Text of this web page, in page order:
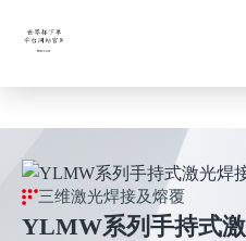
入口
三维激光焊接及熔覆
YLMW系列手持式